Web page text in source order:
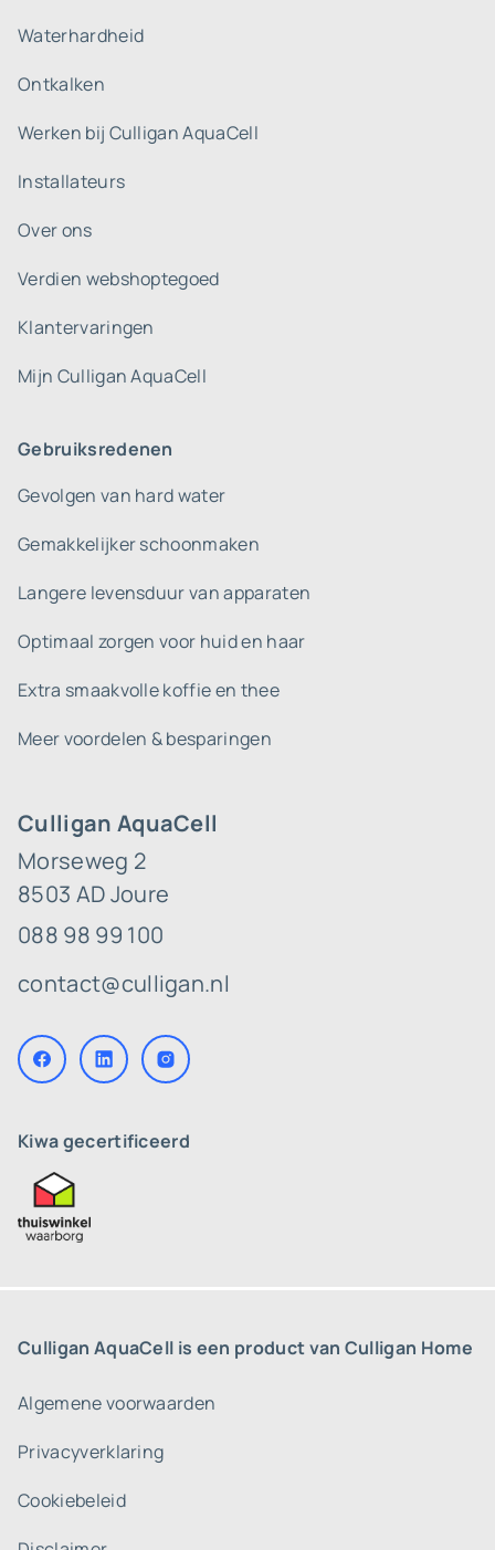
Culligan AquaCell
Morseweg 2
8503 AD Joure
088 98 99 100
contact@culligan.nl
Kiwa gecertificeerd
Waterhardheid
Ontkalken
Werken bij Culligan AquaCell
Installateurs
Over ons
Verdien webshoptegoed
Klantervaringen
Mijn Culligan AquaCell
Gebruiksredenen
Gevolgen van hard water
Gemakkelijker schoonmaken
Langere levensduur van apparaten
Optimaal zorgen voor huid en haar
Extra smaakvolle koffie en thee
Meer voordelen & besparingen
Culligan AquaCell is een product van Culligan Home
Algemene voorwaarden
Privacyverklaring
Cookiebeleid